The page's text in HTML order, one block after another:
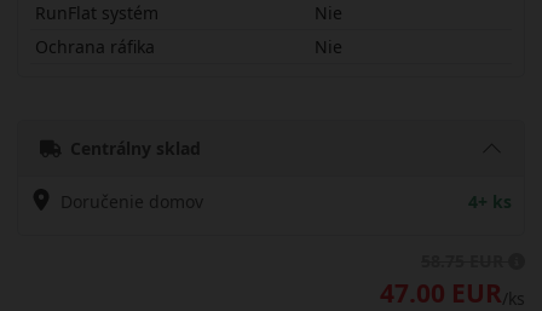
RunFlat systém
Nie
Ochrana ráfika
Nie
Centrálny sklad
Doručenie domov 4+ ks
47.00 EUR/ks